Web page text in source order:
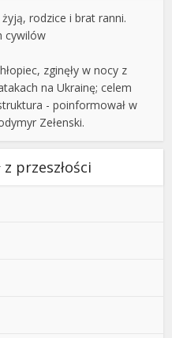
rodzice i brat ranni.
cywilów
zginęły w nocy z
na Ukrainę; celem
- poinformował w
Zełenski.
przeszłości